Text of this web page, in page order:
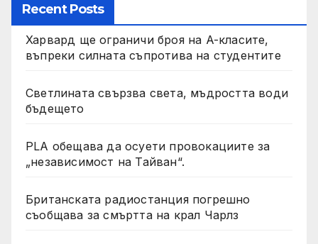
Recent Posts
Харвард ще ограничи броя на A-класите,
въпреки силната съпротива на студентите
Светлината свързва света, мъдростта води
бъдещето
PLA обещава да осуети провокациите за
„независимост на Тайван“.
Британската радиостанция погрешно
съобщава за смъртта на крал Чарлз